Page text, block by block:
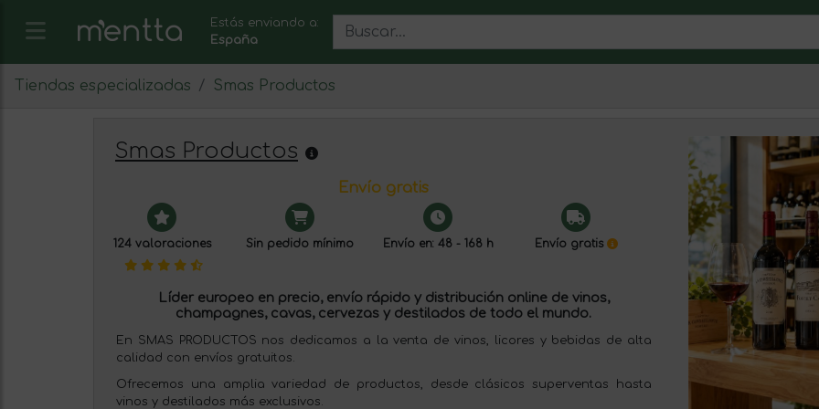
Estás enviando a:
España
Tiendas especializadas Smas Productos
Smas Productos
Envío gratis
124 valoraciones Sin pedido mínimo Envío en: 48 - 168 h Envío gratis
Líder europeo en precio, envío rápido y distribución online de vinos,
champagnes, cavas, cervezas y destilados de todo el mundo.
En SMAS PRODUCTOS nos dedicamos a la venta de vinos, licores y bebidas de alta
calidad con envíos gratuitos.
Ofrecemos una amplia variedad de productos, desde clásicos superventas hasta
vinos y destilados más exclusivos.